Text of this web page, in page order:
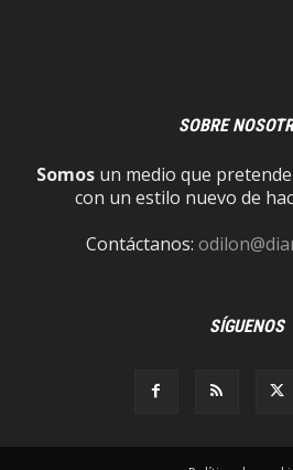
SOBRE
Somos un medio que
con un estilo nuevo de
Contáctanos:
SÍGUENOS